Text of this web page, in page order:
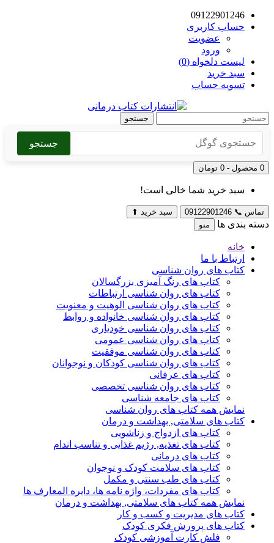
09122901246
حساب کاربری
عضویت
ورود
لیست دلخواه (0)
سبد خرید
تسویه حساب
جستجو
جستجو
0 محصول - 0 تومان
سبد خرید شما خالی است!
تماس 📞
09122901246 سبد خرید ⬆
دسته بندی ها منو
خانه
ارتباط با ما
کتاب های روان شناسی
کتاب های رنگ آمیزی بزرگسالان
کتاب های روان شناسی ارتباطات
کتاب های روان شناسی الوهیت و معنویت
کتاب های روان شناسی خانواده و روابط
کتاب های روان شناسی خودیاری
کتاب های روان شناسی عمومی
کتاب های روان شناسی موفقیت
کتاب های روان شناسی کودکان و نوجوانان
کتاب های عرفانی
کتاب های روان شناسی تخصصی
کتاب های جامعه شناسی
نمایش همه کتاب های روان شناسی
کتاب های سلامتی, بهداشت و درمان
کتاب های ازدواج و زناشویی
کتاب های تغذیه, رژیم غذایی و تناسب اندام
کتاب های درمانی
کتاب های سلامت کودک و نوجوان
کتاب های طب سنتی و مکمل
کتاب های مفردات، واژه نامه ها، دایره المعارف ها
نمایش همه کتاب های سلامتی, بهداشت و درمان
کتاب های مدیریت و کسب و کار
کتاب های پرورش فکری کودک
فلش کارت آموزشی کودک